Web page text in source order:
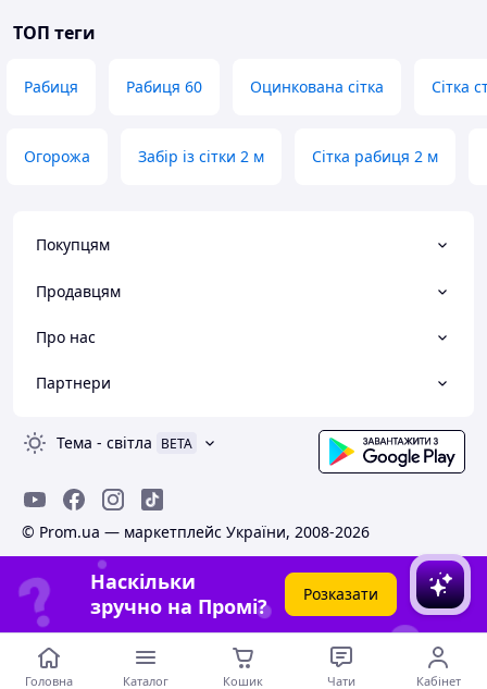
ТОП теги
Рабиця Рабиця 60 Оцинкована сітка Сітка
Огорожа Забір із сітки 2 м Сітка рабиця 2 м
Покупцям
Продавцям
Про нас
Партнери
Тема - світла BETA
© Prom.ua — маркетплейс України, 2008-2026
Наскільки
зручно на Промі?
Розказати
Головна Каталог Кошик Чати Кабінет